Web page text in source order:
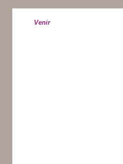
Venir